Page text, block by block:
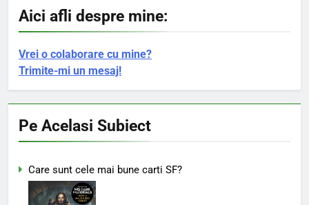
Aici afli despre mine:
Vrei o colaborare cu mine?
Trimite-mi un mesaj!
Pe Acelasi Subiect
Care sunt cele mai bune carti SF?